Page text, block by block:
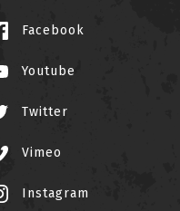
Facebook
Youtube
Twitter
Vimeo
Instagram